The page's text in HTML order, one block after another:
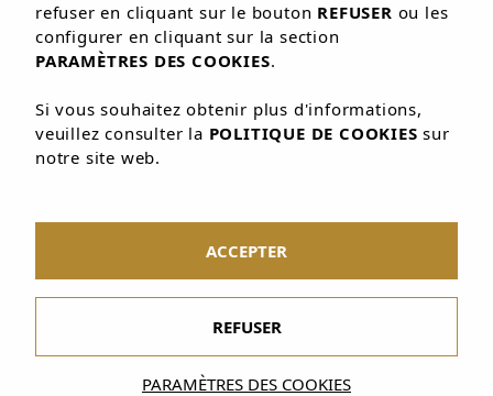
Découvrez les services de
l’auberge de jeunesse à San
couples et en famille
offre une grande variété de services pour que vous
dispose d’une réception ouverte 24h/24, d’une
connexion Wi-Fi gratuite dans les parties communes,
de chambre, d’aires de repos, d’un service de location
refuser en cliquant sur le bouton REFUSER ou les
configurer en cliquant sur la section
PARAMÈTRES DES COOKIES.
Si vous souhaitez obtenir plus d'informations,
veuillez consulter la POLITIQUE DE COOKIES sur
notre site web.
PARAMÈTRES DES COOKIES
REFUSER
ACCEPTER